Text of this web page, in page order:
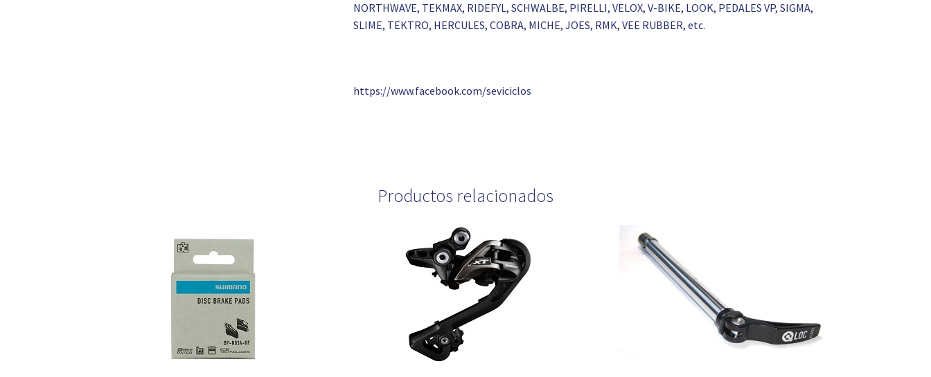
NORTHWAVE, TEKMAX, RIDEFYL, SCHWALBE, PIRELLI, VELOX, V-BIKE, LOOK, PEDALES VP, SIGMA,
SLIME, TEKTRO, HERCULES, COBRA, MICHE, JOES, RMK, VEE RUBBER, etc.
https://www.facebook.com/seviciclos
Productos relacionados